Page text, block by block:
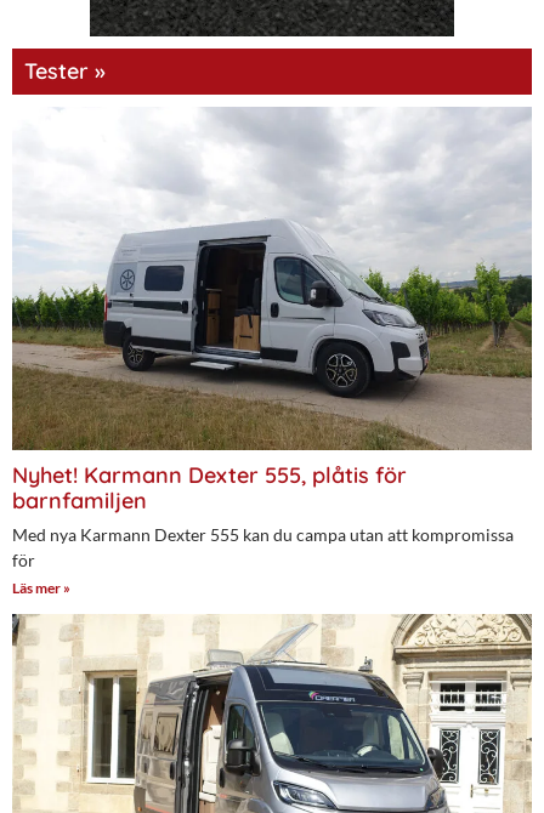
Tester »
Nyhet! Karmann Dexter 555, plåtis för
barnfamiljen
Med nya Karmann Dexter 555 kan du campa utan att kompromissa
för
Läs mer »